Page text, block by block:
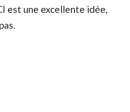
est une excellente idée,